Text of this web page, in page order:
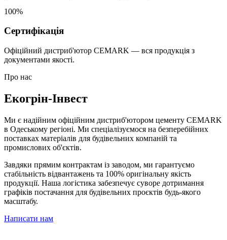
100%
Сертифікація
Офіційний дистриб'ютор CEMARK — вся продукція з
документами якості.
Про нас
Екогрін-Інвест
Ми є надійним офіційним дистриб'ютором цементу CEMARK
в Одеському регіоні. Ми спеціалізуємося на безперебійних
поставках матеріалів для будівельних компаній та
промислових об'єктів.
Завдяки прямим контрактам із заводом, ми гарантуємо
стабільність відвантажень та 100% оригінальну якість
продукції. Наша логістика забезпечує суворе дотримання
графіків постачання для будівельних проєктів будь-якого
масштабу.
Написати нам